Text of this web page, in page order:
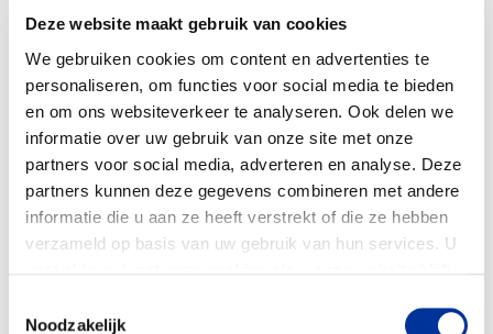
Deze website maakt gebruik van cookies
We gebruiken cookies om content en advertenties te
personaliseren, om functies voor social media te bieden
en om ons websiteverkeer te analyseren. Ook delen we
informatie over uw gebruik van onze site met onze
partners voor social media, adverteren en analyse. Deze
partners kunnen deze gegevens combineren met andere
informatie die u aan ze heeft verstrekt of die ze hebben
verzameld op basis van uw gebruik van hun services. U
Noodzakelijk
€ 120.000